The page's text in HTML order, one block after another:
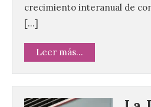
crecimiento interanual de
[…]
Leer más...